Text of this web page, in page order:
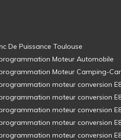
De Puissance Toulouse
Moteur Automobile
Moteur Camping-Car
moteur conversion
moteur conversion
moteur conversion
moteur conversion
moteur conversion